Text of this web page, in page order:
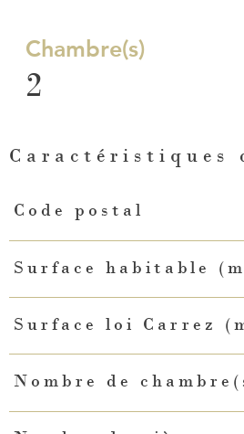
Chambre(s)
2
Caractéristiques
Caractéristiques
Code postal
Surface habitable
Surface loi Carrez
Nombre de